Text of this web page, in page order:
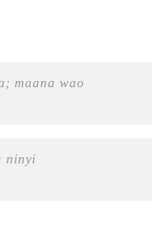
maana wao
ninyi